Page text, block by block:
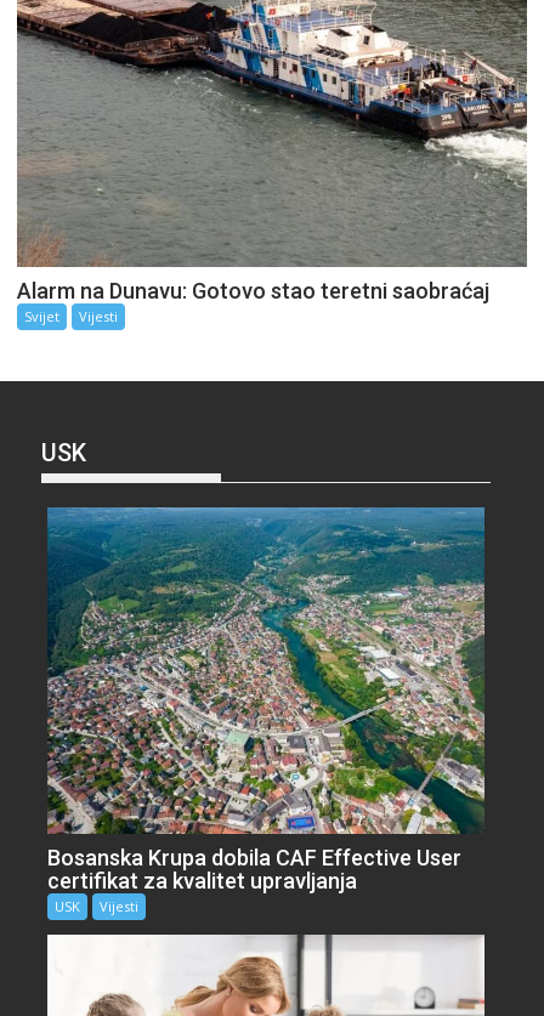
Alarm na Dunavu: Gotovo stao teretni saobraćaj
Svijet Vijesti
USK
Bosanska Krupa dobila CAF Effective User
certifikat za kvalitet upravljanja
USK Vijesti